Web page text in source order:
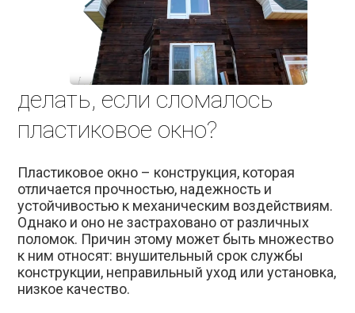
делать, если сломалось
пластиковое окно?
Пластиковое окно – конструкция, которая
отличается прочностью, надежность и
устойчивостью к механическим воздействиям.
Однако и оно не застраховано от различных
поломок. Причин этому может быть множество
к ним относят: внушительный срок службы
конструкции, неправильный уход или установка,
низкое качество.